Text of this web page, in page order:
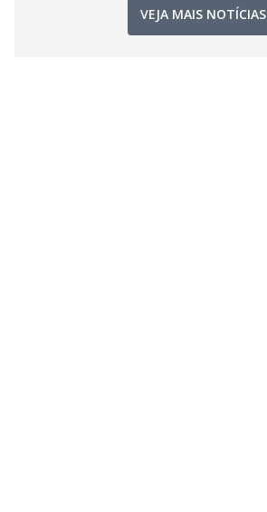
VEJA MAIS NOTÍCIAS